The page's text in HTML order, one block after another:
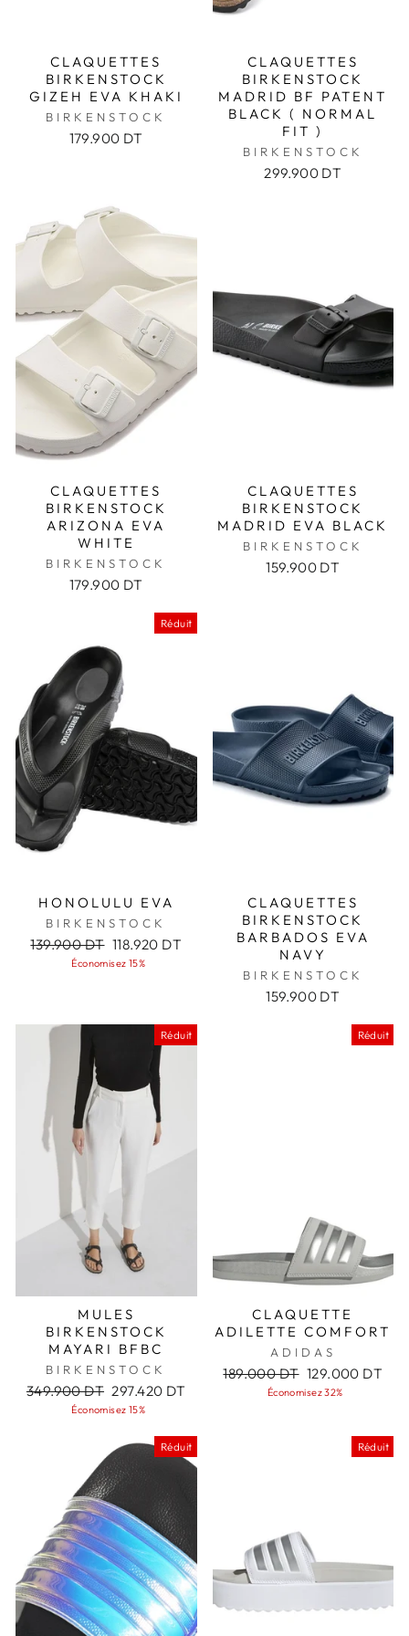
CLAQUETTES
BIRKENSTOCK
GIZEH EVA KHAKI
BIRKENSTOCK
179.900 DT
CLAQUETTES
BIRKENSTOCK
MADRID BF PATENT
BLACK ( NORMAL
FIT )
BIRKENSTOCK
299.900 DT
CLAQUETTES
BIRKENSTOCK
ARIZONA EVA
WHITE
BIRKENSTOCK
179.900 DT
CLAQUETTES
BIRKENSTOCK
MADRID EVA BLACK
BIRKENSTOCK
159.900 DT
Réduit
HONOLULU EVA
BIRKENSTOCK
Prix
régulier
139.900 DT Prix
réduit
118.920 DT
Économisez 15%
CLAQUETTES
BIRKENSTOCK
BARBADOS EVA
NAVY
BIRKENSTOCK
159.900 DT
Réduit
MULES
BIRKENSTOCK
MAYARI BFBC
BIRKENSTOCK
Prix
régulier
349.900 DT Prix
réduit
297.420 DT
Économisez 15%
Réduit
CLAQUETTE
ADILETTE COMFORT
ADIDAS
Prix
régulier
189.000 DT Prix
réduit
129.000 DT
Économisez 32%
Réduit Réduit